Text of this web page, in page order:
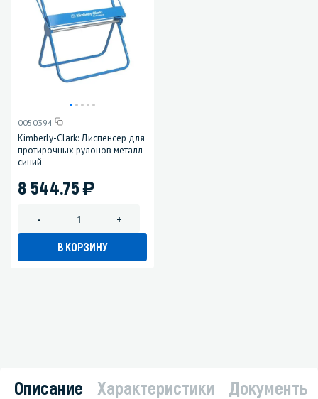
0050394
Kimberly-Clark: Диспенсер для
протирочных рулонов металл
синий
8 544.75)
- +
В КОРЗИНУ
Описание Характеристики Документы